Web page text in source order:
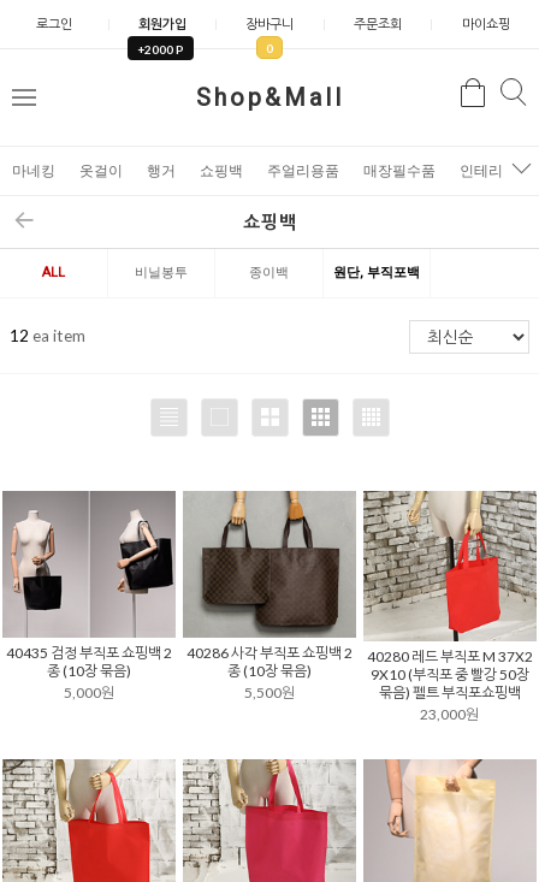
로그인 회원가입
+2000 P
장바구니
0
주문조회 마이쇼핑
Shop&Mall
메
검
마네킹 옷걸이 행거 쇼핑백 주얼리용품 매장필수품 인테리어소
쇼핑백
ALL 비닐봉투 종이백 원단, 부직포백
12 ea item
40435 검정 부직포 쇼핑백 2
종 (10장 묶음)
5,000원
40286 사각 부직포 쇼핑백 2
종 (10장 묶음)
5,500원
40280 레드 부직포 M 37X2
9X10 (부직포 중 빨강 50장
묶음) 펠트 부직포쇼핑백
23,000원